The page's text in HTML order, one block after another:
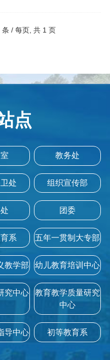
学保教和综合育人，乐于学
条 / 每页, 共 1 页
点
教务处
处 组织宣传部
团委
系 五年一贯制大专部
教学部 幼儿教育培训中心
究中心
教育教学质量研究
中心
导中心 初等教育系